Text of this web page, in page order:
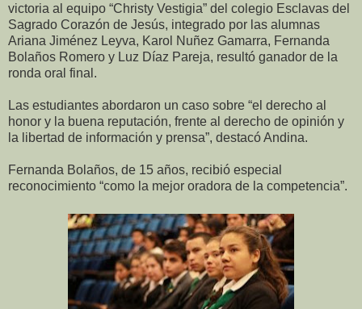
victoria al equipo “Christy Vestigia” del colegio Esclavas del
Sagrado Corazón de Jesús, integrado por las alumnas
Ariana Jiménez Leyva, Karol Nuñez Gamarra, Fernanda
Bolaños Romero y Luz Díaz Pareja, resultó ganador de la
ronda oral final.
Las estudiantes abordaron un caso sobre “el derecho al
honor y la buena reputación, frente al derecho de opinión y
la libertad de información y prensa”, destacó Andina.
Fernanda Bolaños, de 15 años, recibió especial
reconocimiento “como la mejor oradora de la competencia”.